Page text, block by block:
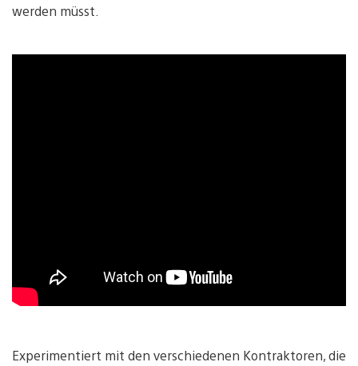
werden müsst.
Experimentiert mit den verschiedenen Kontraktoren, die